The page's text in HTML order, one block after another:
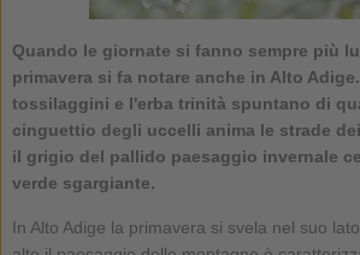
Quando le giornate si fanno sempre più
primavera si fa notare anche in Alto
tossilaggini e l'erba trinità spuntano di
cinguettio degli uccelli anima le strade
il grigio del pallido paesaggio invernale
verde sgargiante.
In Alto Adige la primavera si svela nel suo